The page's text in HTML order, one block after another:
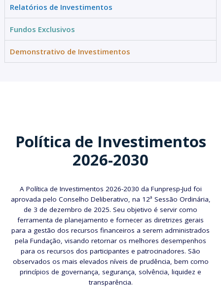
Relatórios de Investimentos
Fundos Exclusivos
Demonstrativo de Investimentos
Política de Investimentos
2026-2030
A Política de Investimentos 2026-2030 da Funpresp-Jud foi
aprovada pelo Conselho Deliberativo, na 12ª Sessão Ordinária,
de 3 de dezembro de 2025. Seu objetivo é servir como
ferramenta de planejamento e fornecer as diretrizes gerais
para a gestão dos recursos financeiros a serem administrados
pela Fundação, visando retornar os melhores desempenhos
para os recursos dos participantes e patrocinadores. São
observados os mais elevados níveis de prudência, bem como
princípios de governança, segurança, solvência, liquidez e
transparência.